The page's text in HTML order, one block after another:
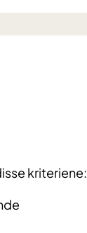
kriteriene: